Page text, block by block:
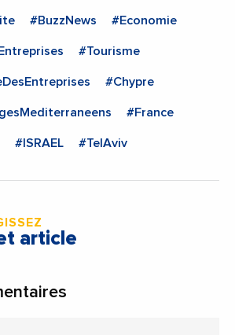
#BuzzNews #Economie
#Tourisme
#Chypre
#France
#ISRAEL #TelAviv
article